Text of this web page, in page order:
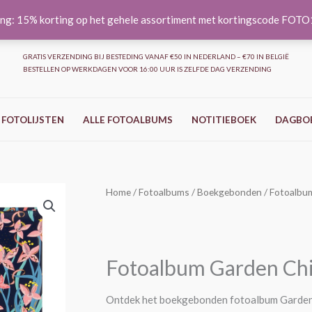
15% korting op het gehele assortiment met kortingscode
GRATIS VERZENDING BIJ BESTEDING VANAF €50 IN NEDERLAND – €70 IN BELGIË
BESTELLEN OP WERKDAGEN VOOR 16:00 UUR IS ZELFDE DAG VERZENDING
ALLE FOTOALBUMS NOTITIEBOEK
Home/Fotoalbums /Boekgebonden /
Fotoalbum Garden
Ontdek het boekgebonden fotoalbum
Fotoalbum
Blauw
30x31